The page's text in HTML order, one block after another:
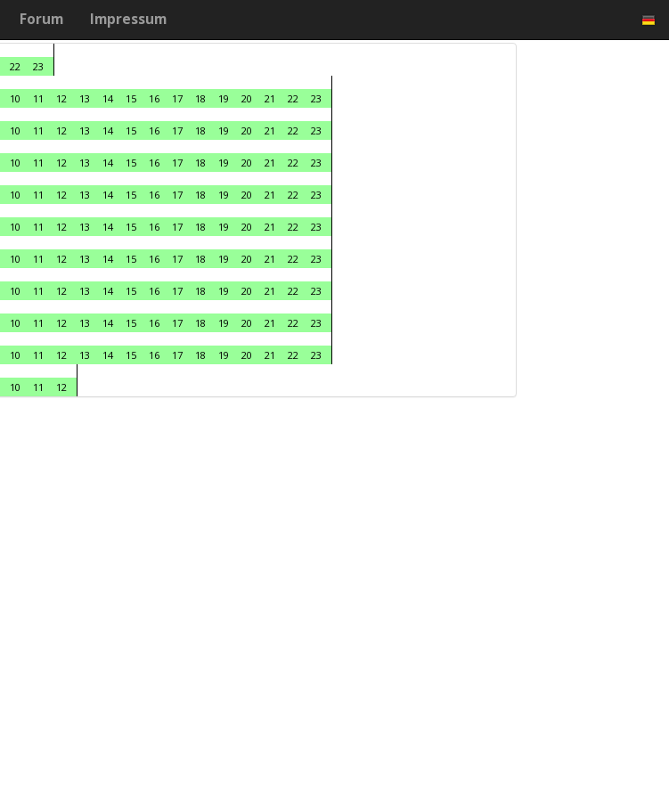
Forum Impressum
22
23
10 11 12 13 14 15 16 17 18 19 20 21 22
23
10 11 12 13 14 15 16 17 18 19 20 21 22
23
10 11 12 13 14 15 16 17 18 19 20 21 22
23
10 11 12 13 14 15 16 17 18 19 20 21 22
23
10 11 12 13 14 15 16 17 18 19 20 21 22
23
10 11 12 13 14 15 16 17 18 19 20 21 22
23
10 11 12 13 14 15 16 17 18 19 20 21 22
23
10 11 12 13 14 15 16 17 18 19 20 21 22
23
10 11 12 13 14 15 16 17 18 19 20 21 22
23
10 11 12